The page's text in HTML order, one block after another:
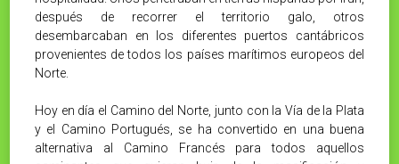
después de recorrer el territorio galo, otros
desembarcaban en los diferentes puertos cantábricos
provenientes de todos los países marítimos europeos del
Norte.
Hoy en día el Camino del Norte, junto con la Vía de la Plata
y el Camino Portugués, se ha convertido en una buena
alternativa al Camino Francés para todos aquellos